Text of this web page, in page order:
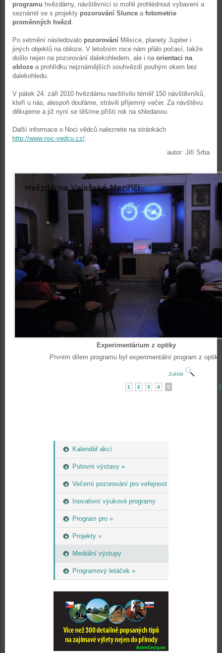
Kalendář akcí
Putovní výstavy »
Večerní pozorování pro veřejnost
Inovativní výukové programy
Program pro »
Projekty »
Mediální výstupy
Programový letáček »
programu hvězdárny, návštěvníci si mohli prohlédnout vybavení a
seznámit se s projekty pozorování Slunce a fotometrie
proměnných hvězd .
Po setmění následovalo pozorování Měsíce, planety Jupiter i
jiných objektů na obloze. V letošním roce nám přálo počasí, takže
došlo nejen na pozorování dalekohledem, ale i na orientaci na
obloze a prohlídku nejznámějších souhvězdí pouhým okem bez
dalekohledu.
V pátek 24. záři 2010 hvězdárnu navštívilo téměř 150 návštěvníků,
kteří u nás, alespoň doufáme, strávili příjemný večer. Za návštěvu
děkujeme a již nyní se těšíme příští rok na shledanou.
Další informace o Noci vědců naleznete na stránkách
http://www.noc-vedcu.cz/.
autor: Jiří Srba
Experimentárium z optiky
Prvním dílem programu byl experimentální program z
Zvětšit
1 2 3 4 5